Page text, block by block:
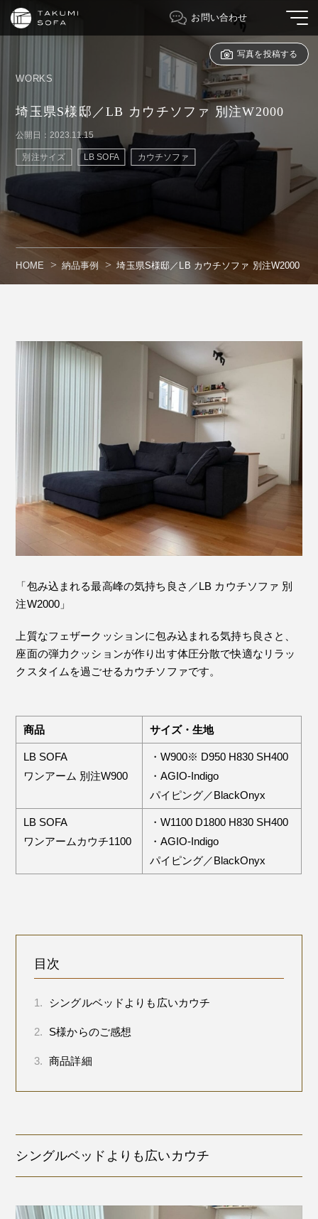
お問い合わせ
WORKS
埼玉県S様邸／LB カウチソファ 別注W2000
公開日：2023.11.15
別注サイズ LB SOFA カウチソファ
HOME 納品事例 埼玉県S様邸／LB カウチソファ 別注W2000
写真を投稿する
「包み込まれる最高峰の気持ち良さ／LB カウチソファ 別
注W2000」
上質なフェザークッションに包み込まれる気持ち良さと、
座面の弾力クッションが作り出す体圧分散で快適なリラッ
クスタイムを過ごせるカウチソファです。
商品 サイズ・生地
LB SOFA
ワンアーム 別注W900
・W900※ D950 H830 SH400
・AGIO-Indigo
パイピング／BlackOnyx
LB SOFA
ワンアームカウチ1100
・W1100 D1800 H830 SH400
・AGIO-Indigo
パイピング／BlackOnyx
目次
1. シングルベッドよりも広いカウチ
2. S様からのご感想
3. 商品詳細
シングルベッドよりも広いカウチ